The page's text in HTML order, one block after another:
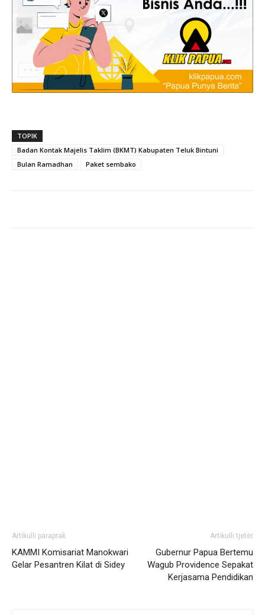
TOPIK
Badan Kontak Majelis Taklim (BKMT) Kabupaten Teluk Bintuni
Bulan Ramadhan
Paket sembako
Artikulli paraprak
KAMMI Komisariat Manokwari
Gelar Pesantren Kilat di Sidey
Artikulli tjetër
Gubernur Papua Bertemu
Wagub Providence Sepakat
Kerjasama Pendidikan